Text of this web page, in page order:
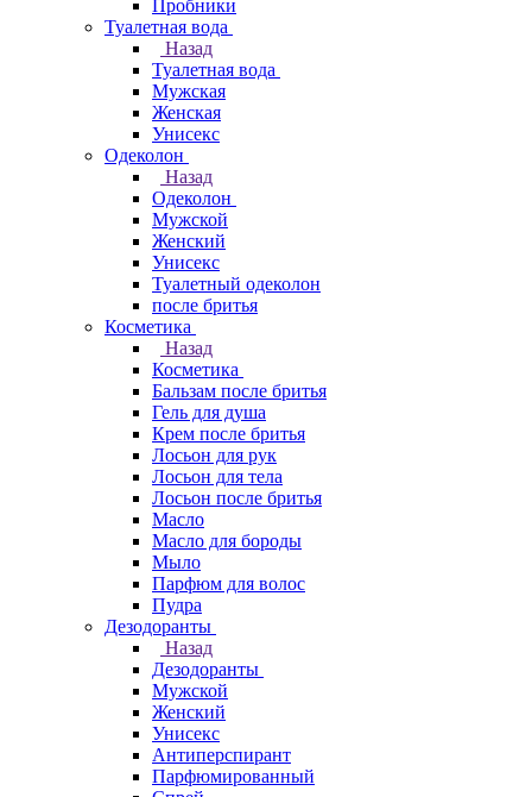
Пробники
Туалетная вода
Назад
Туалетная вода
Мужская
Женская
Унисекс
Одеколон
Назад
Одеколон
Мужской
Женский
Унисекс
Туалетный одеколон
после бритья
Косметика
Назад
Косметика
Бальзам после бритья
Гель для душа
Крем после бритья
Лосьон для рук
Лосьон для тела
Лосьон после бритья
Масло
Масло для бороды
Мыло
Парфюм для волос
Пудра
Дезодоранты
Назад
Дезодоранты
Мужской
Женский
Унисекс
Антиперспирант
Парфюмированный